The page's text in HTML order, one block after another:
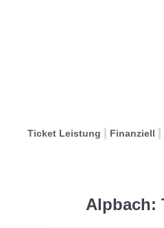
Ticket Leistung Finanziell
Alpbach: